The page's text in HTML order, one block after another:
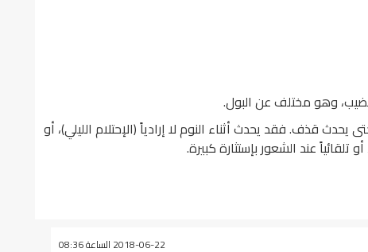
وهو مختلف عن البول.
قذف. فقد يحدث أثناء النوم لا إرادياً (الإحتلام الليلي)، أو
تلقائياً عند الشعور بإستثارة كبيرة.
2018-06-22 الساعة 08:36